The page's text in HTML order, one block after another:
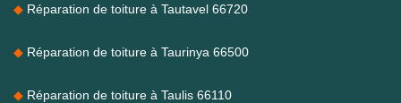
Réparation de toiture à Tautavel 66720
Réparation de toiture à Taurinya 66500
Réparation de toiture à Taulis 66110